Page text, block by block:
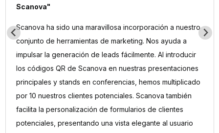
Scanova"
Scanova ha sido una maravillosa incorporación a nuestro
conjunto de herramientas de marketing. Nos ayuda a
impulsar la generación de leads fácilmente. Al introducir
los códigos QR de Scanova en nuestras presentaciones
principales y stands en conferencias, hemos multiplicado
por 10 nuestros clientes potenciales. Scanova también
facilita la personalización de formularios de clientes
potenciales, presentando una vista elegante al usuario